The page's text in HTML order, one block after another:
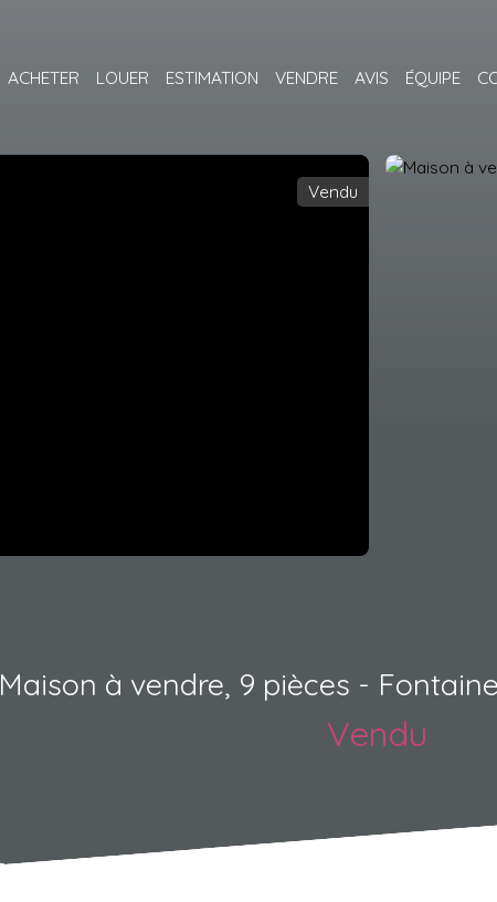
ACHETER LOUER ESTIMATION VENDRE AVIS ÉQUIPE
Vendu
Maison à vendre, 9 pièces -
Vendu